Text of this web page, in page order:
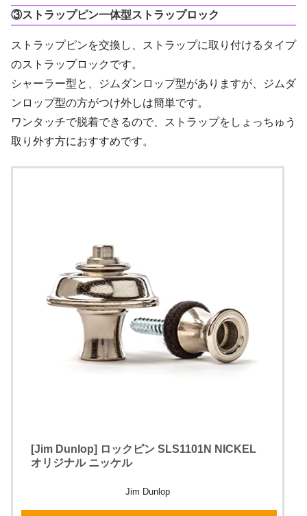
③ストラップピン一体型ストラップロック
ストラップピンを交換し、ストラップに取り付けるタイプ
のストラップロックです。
シャーラー型と、ジムダンロップ型がありますが、ジムダ
ンロップ型の方がつけ外しは簡単です。
ワンタッチで脱着できるので、ストラップをしょっちゅう
取り外す方におすすめです。
[Jim Dunlop] ロックピン SLS1101N NICKEL
オリジナル ニッケル
Jim Dunlop